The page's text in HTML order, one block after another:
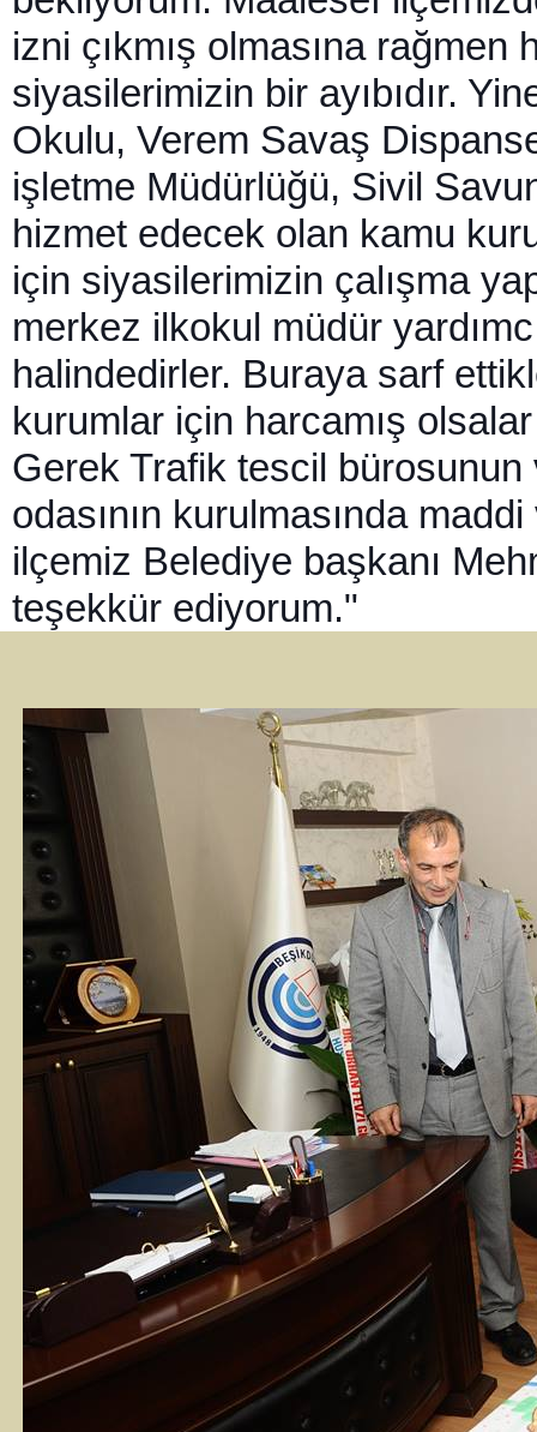
izni çıkmış olmasına
siyasilerimizin bir ayıbıdır.
Okulu, Verem Savaş
işletme Müdürlüğü, Sivil
hizmet edecek olan kamu
için siyasilerimizin çalışma
merkez ilkokul müdür
halindedirler. Buraya sarf
kurumlar için harcamış
Gerek Trafik tescil
odasının kurulmasında
ilçemiz Belediye başkanı
teşekkür ediyorum."